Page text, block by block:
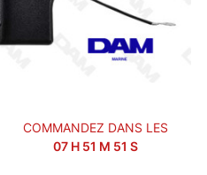
COMMANDEZ DANS LES
07 H 51 M 51 S